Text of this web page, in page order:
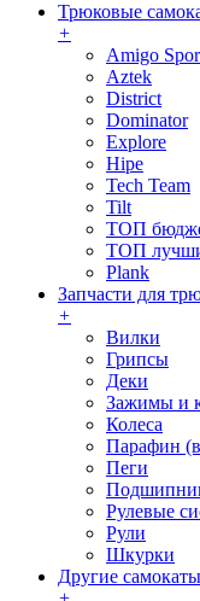
Трюковые
+
Amigo
Aztek
District
Dominator
Explore
Hipe
Tech Team
Tilt
ТОП
ТОП
Plank
Запчасти для
+
Вилки
Грипсы
Деки
Зажимы и
Колеса
Парафин
Пеги
Рулевые
Рули
Шкурки
Другие самокаты